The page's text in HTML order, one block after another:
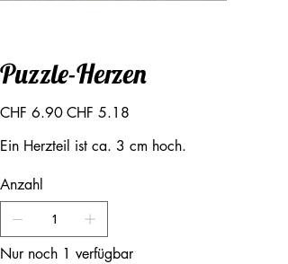
Puzzle-Herzen
Ursprünglicher
Preis
CHF 6.90 Angebotspreis
CHF 5.18
Ein Herzteil ist ca. 3 cm hoch.
Anzahl
Nur noch 1 verfügbar